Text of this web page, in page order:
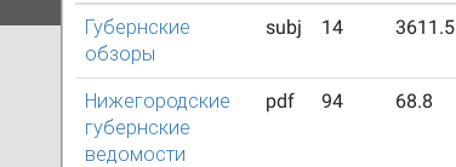
Губернские
обзоры
subj 14 3611.5
Нижегородские
губернские
ведомости
pdf 94 68.8